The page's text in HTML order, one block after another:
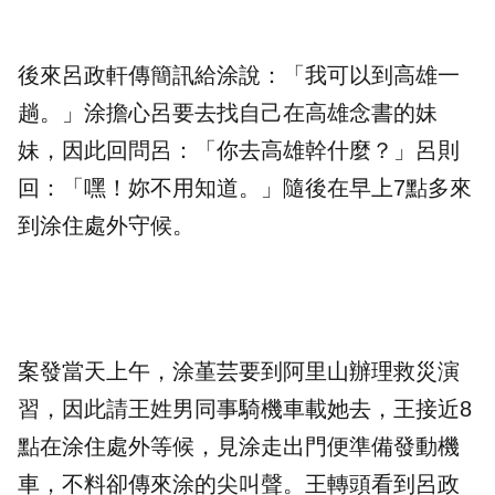
後來呂政軒傳簡訊給涂說：「我可以到高雄一
趟。」涂擔心呂要去找自己在高雄念書的妹
妹，因此回問呂：「你去高雄幹什麼？」呂則
回：「嘿！妳不用知道。」隨後在早上7點多來
到涂住處外守候。
案發當天上午，涂堇芸要到阿里山辦理救災演
習，因此請王姓男同事騎機車載她去，王接近8
點在涂住處外等候，見涂走出門便準備發動機
車，不料卻傳來涂的尖叫聲。王轉頭看到呂政